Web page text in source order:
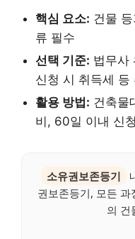
핵심 요소: 건물
류 필수
선택 기준: 법무사
신청 시 취득세 등
활용 방법: 건축물
비, 60일 이내 신청
소유권보존등기
권보존등기, 모든
의 건